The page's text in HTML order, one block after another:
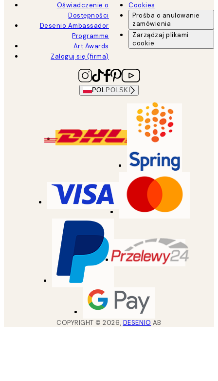
Oświadczenie o
Dostępności
Desenio Ambassador
Programme
Art Awards
Zaloguj się (firma)
Cookies
Prośba o anulowanie
zamówienia
Zarządzaj plikami
cookie
POL POLSKI
COPYRIGHT ©2026, DESENIO AB